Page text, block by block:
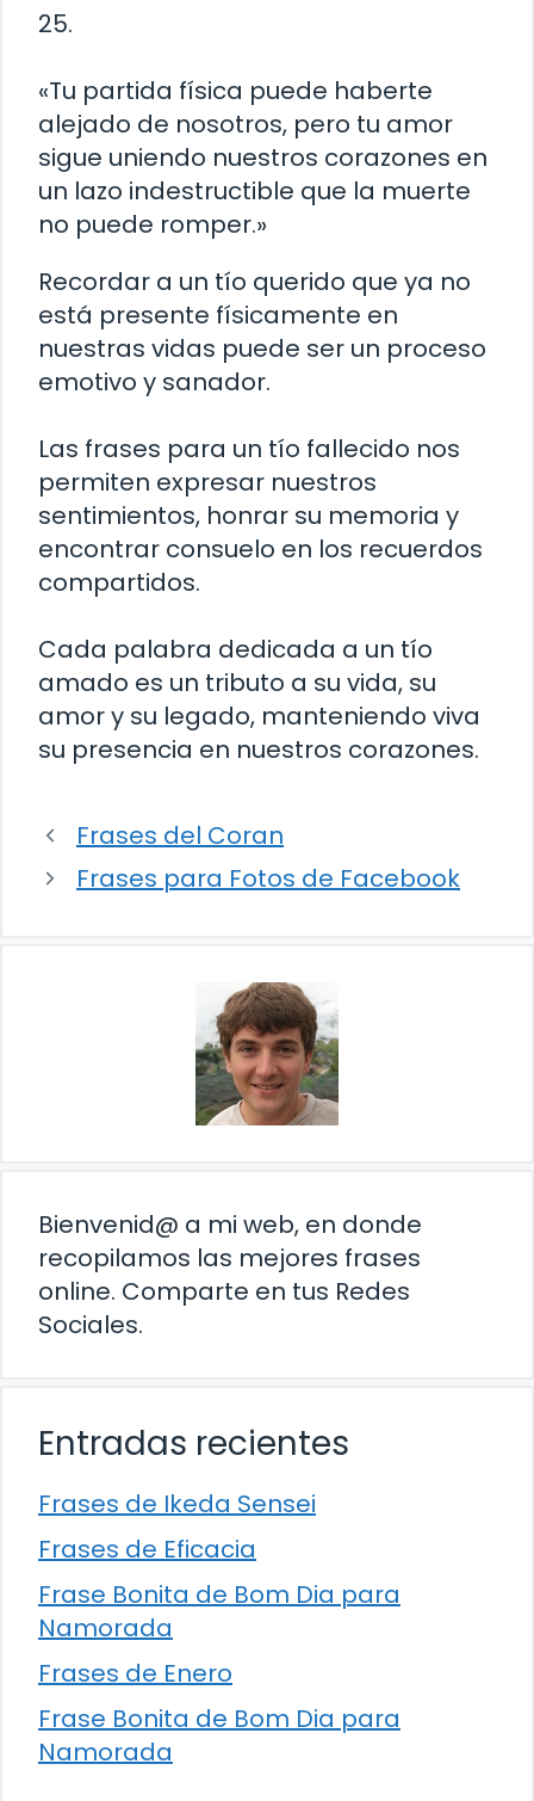
25.
«Tu partida física puede haberte
alejado de nosotros, pero tu amor
sigue uniendo nuestros corazones en
un lazo indestructible que la muerte
no puede romper.»
Recordar a un tío querido que ya no
está presente físicamente en
nuestras vidas puede ser un proceso
emotivo y sanador.
Las frases para un tío fallecido nos
permiten expresar nuestros
sentimientos, honrar su memoria y
encontrar consuelo en los recuerdos
compartidos.
Cada palabra dedicada a un tío
amado es un tributo a su vida, su
amor y su legado, manteniendo viva
su presencia en nuestros corazones.
Frases del Coran
Frases para Fotos de Facebook
Bienvenid@ a mi web, en donde
recopilamos las mejores frases
online. Comparte en tus Redes
Sociales.
Entradas recientes
Frases de Ikeda Sensei
Frases de Eficacia
Frase Bonita de Bom Dia para
Namorada
Frases de Enero
Frase Bonita de Bom Dia para
Namorada